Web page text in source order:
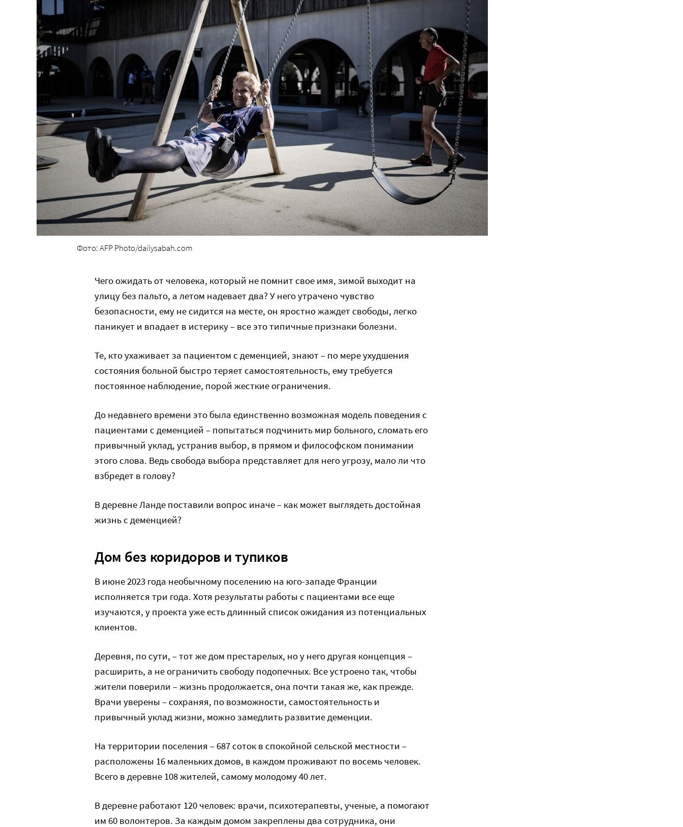
Фото: AFP Photo/dailysabah.com
Чего ожидать от человека, который не помнит свое имя, зимой выходит на
улицу без пальто, а летом надевает два? У него утрачено чувство
безопасности, ему не сидится на месте, он яростно жаждет свободы, легко
паникует и впадает в истерику – все это типичные признаки болезни.
Те, кто ухаживает за пациентом с деменцией, знают – по мере ухудшения
состояния больной быстро теряет самостоятельность, ему требуется
постоянное наблюдение, порой жесткие ограничения.
До недавнего времени это была единственно возможная модель поведения с
пациентами с деменцией – попытаться подчинить мир больного, сломать его
привычный уклад, устранив выбор, в прямом и философском понимании
этого слова. Ведь свобода выбора представляет для него угрозу, мало ли что
взбредет в голову?
В деревне Ланде поставили вопрос иначе – как может выглядеть достойная
жизнь с деменцией?
Дом без коридоров и тупиков
В июне 2023 года необычному поселению на юго-западе Франции
исполняется три года. Хотя результаты работы с пациентами все еще
изучаются, у проекта уже есть длинный список ожидания из потенциальных
клиентов.
Деревня, по сути, – тот же дом престарелых, но у него другая концепция –
расширить, а не ограничить свободу подопечных. Все устроено так, чтобы
жители поверили – жизнь продолжается, она почти такая же, как прежде.
Врачи уверены – сохраняя, по возможности, самостоятельность и
привычный уклад жизни, можно замедлить развитие деменции.
На территории поселения – 687 соток в спокойной сельской местности –
расположены 16 маленьких домов, в каждом проживают по восемь человек.
Всего в деревне 108 жителей, самому молодому 40 лет.
В деревне работают 120 человек: врачи, психотерапевты, ученые, а помогают
им 60 волонтеров. За каждым домом закреплены два сотрудника, они